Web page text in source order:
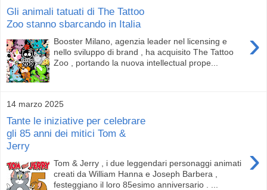
Gli animali tatuati di The Tattoo
Zoo stanno sbarcando in Italia
›
Booster Milano, agenzia leader nel licensing e
nello sviluppo di brand , ha acquisito The Tattoo
Zoo , portando la nuova intellectual prope...
14 marzo 2025
Tante le iniziative per celebrare
gli 85 anni dei mitici Tom &
Jerry
›
Tom & Jerry , i due leggendari personaggi animati
creati da William Hanna e Joseph Barbera ,
festeggiano il loro 85esimo anniversario . ...